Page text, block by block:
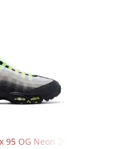
OG Neon 2025